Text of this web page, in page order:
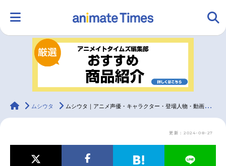
ランキング アニメ
ラジオ
animateTimes
ムシウタ ムシウタ｜アニメ声優・キャラクター・登場人物・動画配信情報・2007夏アニメ最新情報一覧
更新：2024-08-27